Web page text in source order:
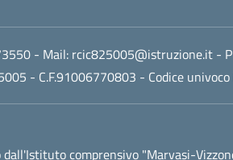
- Mail: rcic825005@istruzione.it-
- C.F.91006770803 - Codice
dall'Istituto comprensivo "Marvasi-